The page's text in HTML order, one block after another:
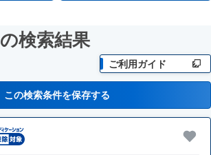
の検索結果
ご利用ガイド
この検索条件を保存する